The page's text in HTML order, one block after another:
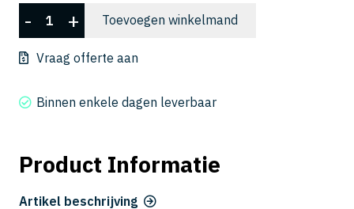
CSEB
2005-
0075
- + Toevoegen winkelmand
Vraag offerte aan
Binnen enkele dagen leverbaar
Product Informatie
Artikel beschrijving